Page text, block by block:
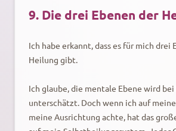
9. Die drei Ebenen der
Ich habe erkannt, dass es für mich drei
Heilung gibt.
Ich glaube, die mentale Ebene wird
unterschätzt. Doch wenn ich auf
meine Ausrichtung achte, hat das